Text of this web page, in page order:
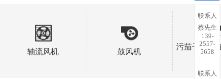
轴流风机 鼓风机
污茄子视频
联系人
蔡先生
139-
2557-
5658
联系人